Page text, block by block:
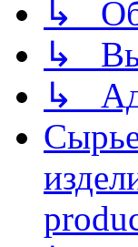
↳
↳
↳